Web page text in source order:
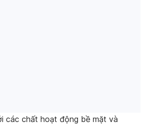
các chất hoạt động bề mặt và